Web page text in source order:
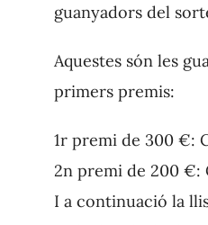
guanyadors del
Aquestes són les
primers premis:
1r premi de 300 €:
2n premi de 200 €:
I a continuació la